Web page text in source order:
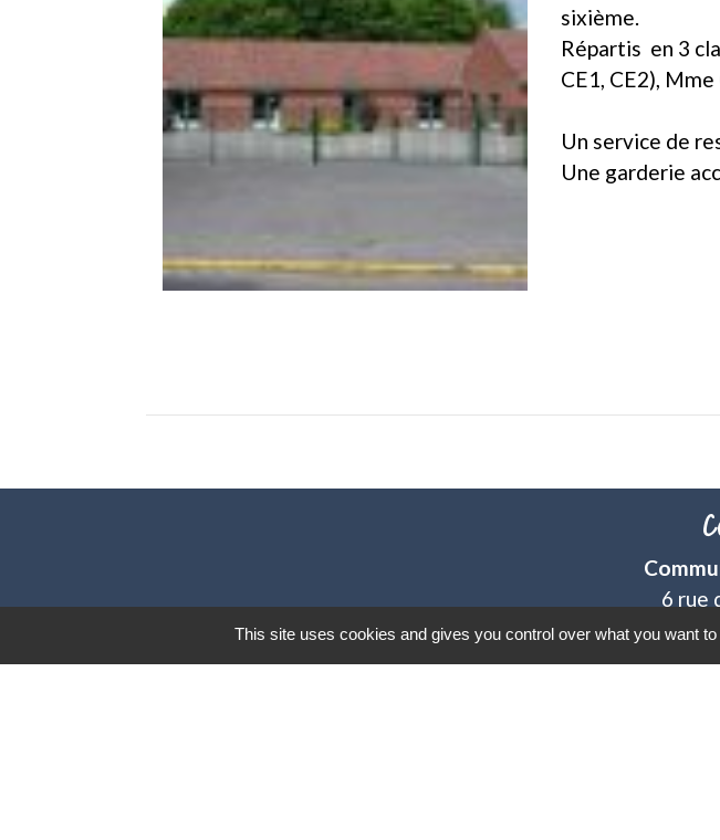
sixième.
Répartis en 3
CE1, CE2),
Un service de
Une garderie
6 rue
59147
+33 3
This site uses cookies and gives you control over what you want